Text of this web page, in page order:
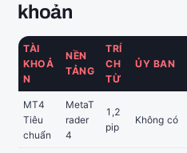
khoản
TÀI
KHOẢ
N
NỀN
TẢNG
TRÍ
CH
TỪ
ỦY BAN
MT4
Tiêu
chuẩn
MetaT
rader
4
1,2
pip
Không có